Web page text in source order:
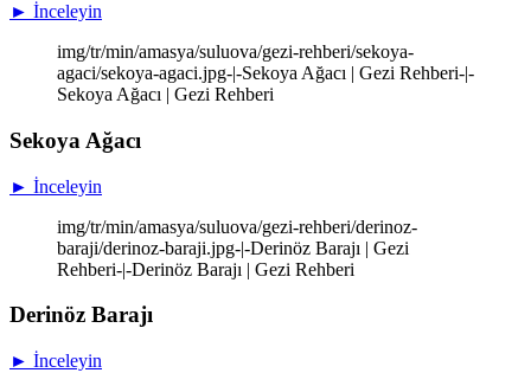
► İnceleyin
img/tr/min/amasya/suluova/gezi-rehberi/sekoya-
agaci/sekoya-agaci.jpg-|-Sekoya Ağacı | Gezi Rehberi-|-
Sekoya Ağacı | Gezi Rehberi
Sekoya Ağacı
► İnceleyin
img/tr/min/amasya/suluova/gezi-rehberi/derinoz-
baraji/derinoz-baraji.jpg-|-Derinöz Barajı | Gezi
Rehberi-|-Derinöz Barajı | Gezi Rehberi
Derinöz Barajı
► İnceleyin